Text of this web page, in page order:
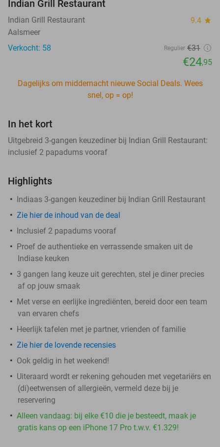
Indian Grill Restaurant
Indian Grill Restaurant 9.4 star
Aalsmeer
Verkocht: 58
Regulier €31
€24,95
Dagelijks om middernacht nieuwe Social Deals. Wees
snel, op = op!
In het kort
Uitgebreid 3-gangen keuzediner bij Indian Grill Restaurant:
inclusief 2 papadums vooraf
Highlights
Indiaas 3-gangen keuzediner bij Indian Grill Restaurant
Zie hier de inhoud van de deal
Inclusief 2 papadums vooraf
Proef de authentieke en verrassende smaken uit de
Indiase keuken
3 gangen lang keuze uit gerechten, stel je diner precies
af op jouw smaak
Met verse en eerlijke ingrediënten, bereid door een team
van ervaren chefs
Heerlijk tafelen met je partner, vrienden of familie
Zie hier de lovende recensies
Ook geldig in het weekend!
Uiteraard wordt er rekening gehouden met vegetariërs en
(di)eetwensen of allergieën, vermeld deze bij je
reservering
Alleen vandaag: bij elke €10 die je besteedt, maak je
gratis kans op een iPhone 17 Pro t.w.v. €1.329!